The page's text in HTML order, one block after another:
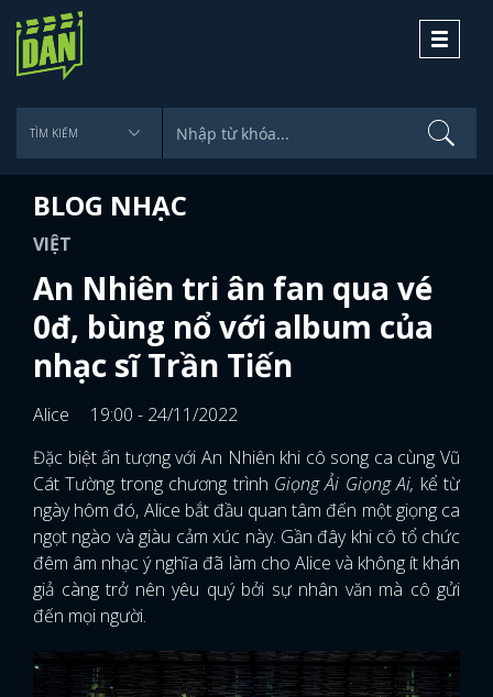
Toggle
BLOG NHẠC
VIỆT
An Nhiên tri ân fan qua vé
0đ, bùng nổ với album của
nhạc sĩ Trần Tiến
Alice
19:00 - 24/11/2022
Đặc biệt ấn tượng với An Nhiên khi cô song ca cùng Vũ
Cát Tường trong chương trình Giọng Ải Giọng Ai, kể từ
ngày hôm đó, Alice bắt đầu quan tâm đến một giọng ca
ngọt ngào và giàu cảm xúc này. Gần đây khi cô tổ chức
đêm âm nhạc ý nghĩa đã làm cho Alice và không ít khán
giả càng trở nên yêu quý bởi sự nhân văn mà cô gửi
đến mọi người.